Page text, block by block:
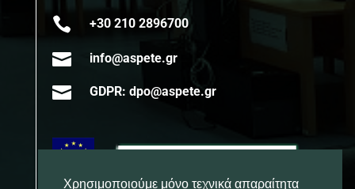
 +30 210 2896700
 info@aspete.gr
 GDPR: dpo@aspete.gr
Χρησιμοποιούμε μόνο τεχνικά απαραίτητα